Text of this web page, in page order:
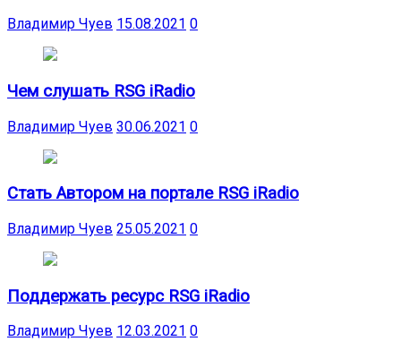
Владимир Чуев 15.08.2021 0
Чем слушать RSG iRadio
Владимир Чуев 30.06.2021 0
Стать Автором на портале RSG iRadio
Владимир Чуев 25.05.2021 0
Поддержать ресурс RSG iRadio
Владимир Чуев 12.03.2021 0